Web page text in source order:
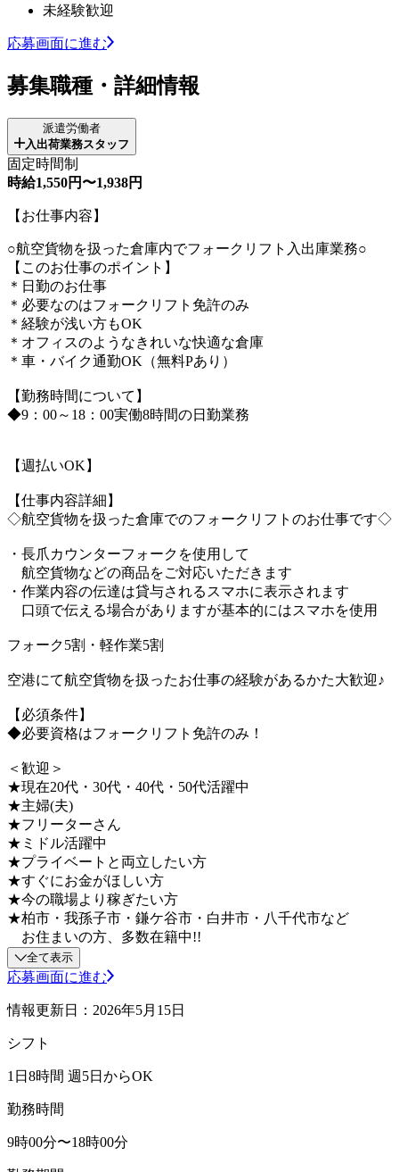
未経験歓迎
応募画面に進む
募集職種・詳細情報
派遣労働者
入出荷業務スタッフ
固定時間制
時給1,550円〜1,938円
【お仕事内容】
○航空貨物を扱った倉庫内でフォークリフト入出庫業務○
【このお仕事のポイント】
＊日勤のお仕事
＊必要なのはフォークリフト免許のみ
＊経験が浅い方もOK
＊オフィスのようなきれいな快適な倉庫
＊車・バイク通勤OK（無料Pあり）
【勤務時間について】
◆9：00～18：00実働8時間の日勤業務
【週払いOK】
【仕事内容詳細】
◇航空貨物を扱った倉庫でのフォークリフトのお仕事です◇
・長爪カウンターフォークを使用して
航空貨物などの商品をご対応いただきます
・作業内容の伝達は貸与されるスマホに表示されます
口頭で伝える場合がありますが基本的にはスマホを使用
フォーク5割・軽作業5割
空港にて航空貨物を扱ったお仕事の経験があるかた大歓迎♪
【必須条件】
◆必要資格はフォークリフト免許のみ！
＜歓迎＞
★現在20代・30代・40代・50代活躍中
★主婦(夫)
★フリーターさん
★ミドル活躍中
★プライベートと両立したい方
★すぐにお金がほしい方
★今の職場より稼ぎたい方
★柏市・我孫子市・鎌ケ谷市・白井市・八千代市など
お住まいの方、多数在籍中!!
全て表示
応募画面に進む
情報更新日：2026年5月15日
シフト
1日8時間 週5日からOK
勤務時間
9時00分〜18時00分